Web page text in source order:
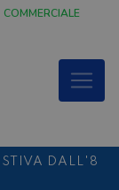
COMMERCIALE
DALL'8